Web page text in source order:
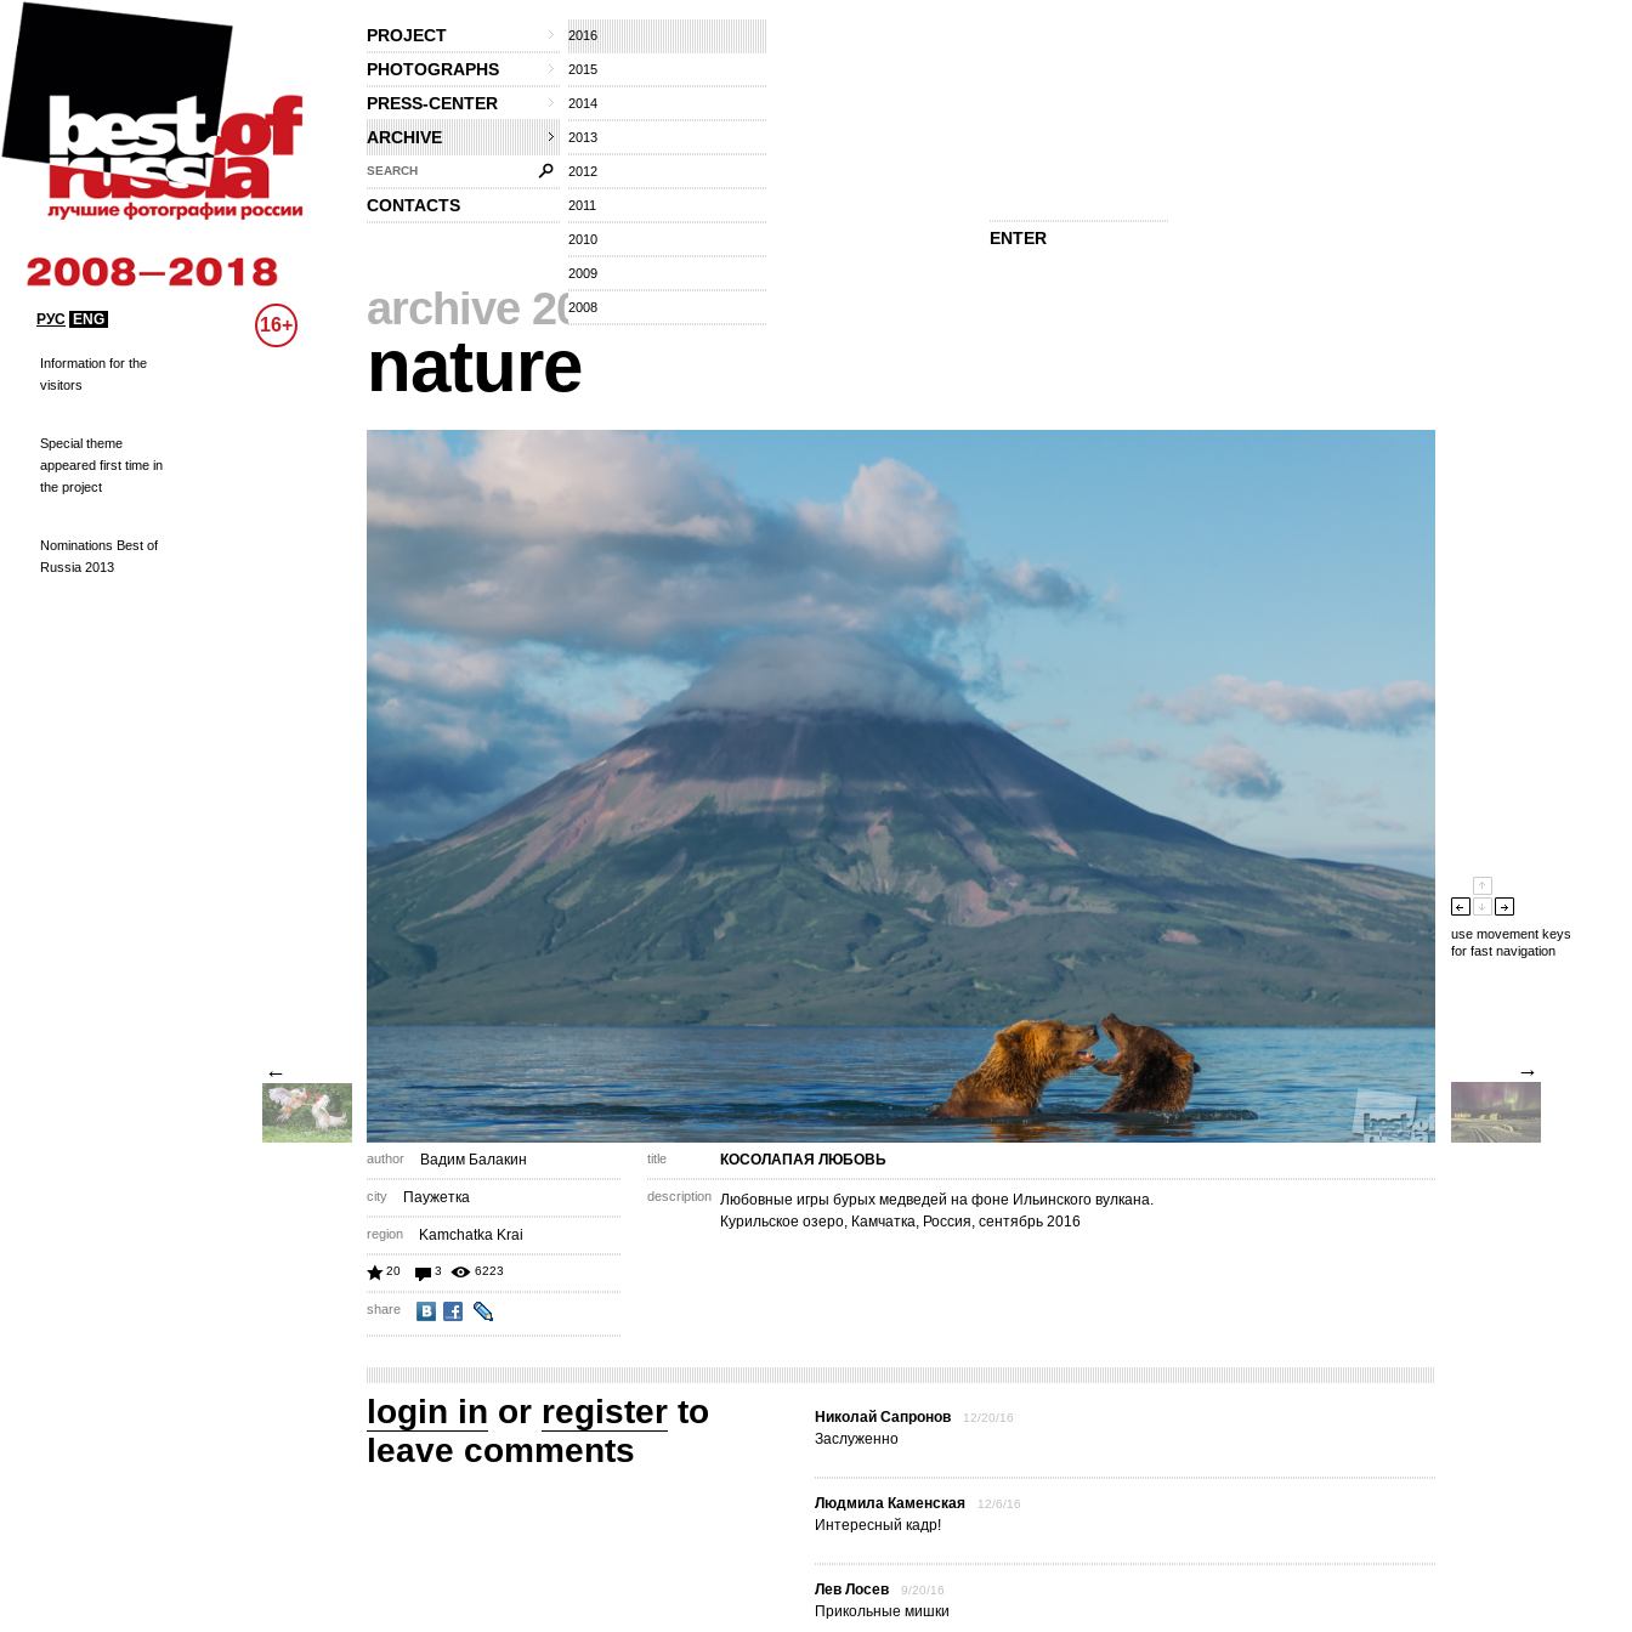
PROJECT
PHOTOGRAPHS
PRESS-CENTER
ARCHIVE
2016
2015
2014
2013
2012
2011
2010
2009
2008
SEARCH
CONTACTS
ENTER
РУС ENG 16+
Information for the
visitors
Special theme
appeared first time in
the project
Nominations Best of
Russia 2013
archive 2016⁄
nature
← →
use movement keys
for fast navigation
author Вадим Балакин
city Паужетка
region Kamchatka Krai
20 3 6223
share
title КОСОЛАПАЯ ЛЮБОВЬ
description Любовные игры бурых медведей на фоне Ильинского вулкана.
Курильское озеро, Камчатка, Россия, сентябрь 2016
login in or register to
leave comments
Николай Сапронов 12/20/16
Заслуженно
Людмила Каменская 12/6/16
Интересный кадр!
Лев Лосев 9/20/16
Прикольные мишки